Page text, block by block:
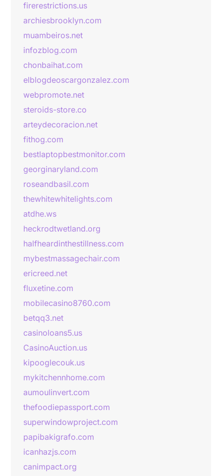
firerestrictions.us
archiesbrooklyn.com
muambeiros.net
infozblog.com
chonbaihat.com
elblogdeoscargonzalez.com
webpromote.net
steroids-store.co
arteydecoracion.net
fithog.com
bestlaptopbestmonitor.com
georginaryland.com
roseandbasil.com
thewhitewhitelights.com
atdhe.ws
heckrodtwetland.org
halfheardinthestillness.com
mybestmassagechair.com
ericreed.net
fluxetine.com
mobilecasino8760.com
betqq3.net
casinoloans5.us
CasinoAuction.us
kipooglecouk.us
mykitchennhome.com
aumoulinvert.com
thefoodiepassport.com
superwindowproject.com
papibakigrafo.com
icanhazjs.com
canimpact.org